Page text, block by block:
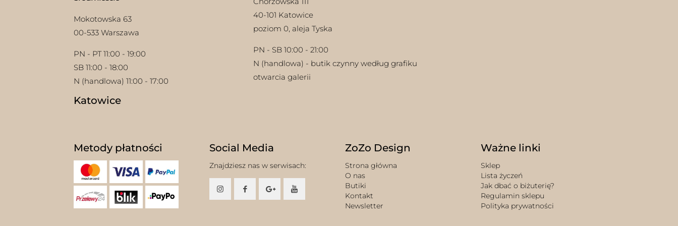
Mokotowska 63
00-533 Warszawa
PN - PT 11:00 - 19:00
SB 11:00 - 18:00
N (handlowa) 11:00 - 17:00
Katowice
40-101 Katowice
poziom 0, aleja Tyska
PN - SB 10:00 - 21:00
N (handlowa) - butik czynny według grafiku
otwarcia galerii
Metody płatności Social Media
Znajdziesz nas w serwisach:
ZoZo Design
Strona główna
O nas
Butiki
Kontakt
Newsletter
Ważne linki
Sklep
Lista życzeń
Jak dbać o biżuterię?
Regulamin sklepu
Polityka prywatności